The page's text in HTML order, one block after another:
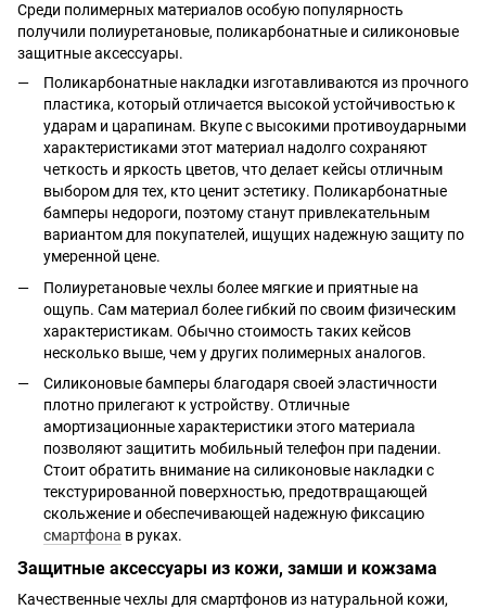
Среди полимерных материалов особую популярность
получили полиуретановые, поликарбонатные и силиконовые
защитные аксессуары.
Поликарбонатные накладки изготавливаются из прочного
пластика, который отличается высокой устойчивостью к
ударам и царапинам. Вкупе с высокими противоударными
характеристиками этот материал надолго сохраняют
четкость и яркость цветов, что делает кейсы отличным
выбором для тех, кто ценит эстетику. Поликарбонатные
бамперы недороги, поэтому станут привлекательным
вариантом для покупателей, ищущих надежную защиту по
умеренной цене.
Полиуретановые чехлы более мягкие и приятные на
ощупь. Сам материал более гибкий по своим физическим
характеристикам. Обычно стоимость таких кейсов
несколько выше, чем у других полимерных аналогов.
Силиконовые бамперы благодаря своей эластичности
плотно прилегают к устройству. Отличные
амортизационные характеристики этого материала
позволяют защитить мобильный телефон при падении.
Стоит обратить внимание на силиконовые накладки с
текстурированной поверхностью, предотвращающей
скольжение и обеспечивающей надежную фиксацию
смартфона в руках.
Защитные аксессуары из кожи, замши и кожзама
Качественные чехлы для смартфонов из натуральной кожи,